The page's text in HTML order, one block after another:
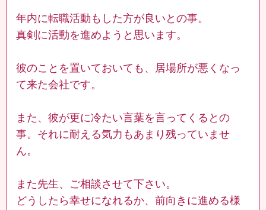
年内に転職活動もした方が良いとの事。
真剣に活動を進めようと思います。
彼のことを置いておいても、居場所が悪くなっ
て来た会社です。
また、彼が更に冷たい言葉を言ってくるとの
事。それに耐える気力もあまり残っていませ
ん。
また先生、ご相談させて下さい。
どうしたら幸せになれるか、前向きに進める様